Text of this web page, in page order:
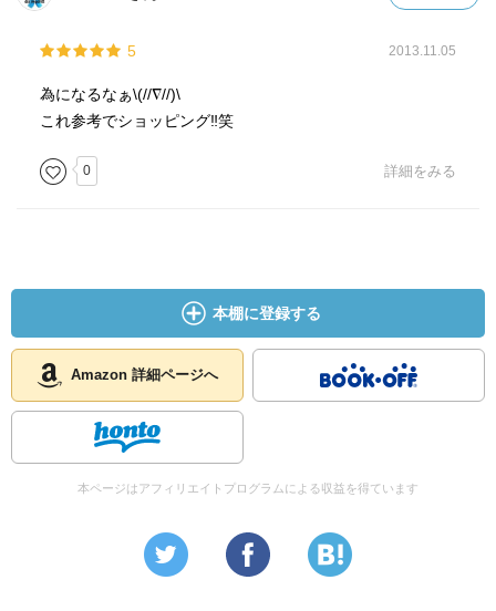
5 2013.11.05
為になるなぁ\(//∇//)\
これ参考でショッピング‼︎笑
0 詳細をみる
本棚に登録する
Amazon 詳細ページへ
本ページはアフィリエイトプログラムによる収益を得ています